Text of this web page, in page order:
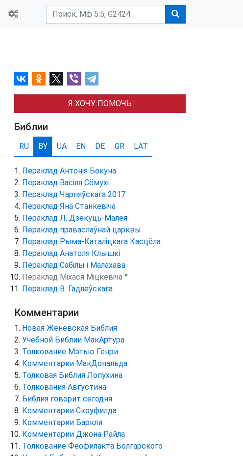
Я ХОЧУ ПОМОЧЬ
Библии
RU BY UA EN DE GR LAT
Пераклад Антонія Бокуна
Пераклад Васіля Сёмухі
Пераклад Чарняўскага 2017
Пераклад Яна Станкевіча
Пераклад Л. Дзекуць-Малея
Пераклад праваслаўнай царквы
Пераклад Рыма-Каталіцкага Касцёла
Пераклад Анатоля Клышкi
Пераклад Сабілы і Малахава
Пераклад Міхася Міцкевіча ●
Пераклад В. Гадлеўскага
Комментарии
Новая Женевская Библия
Учебной Библии МакАртура
Толкование Мэтью Генри
Комментарии МакДональда
Толковая Библия Лопухина
Толкования Августина
Библия говорит сегодня
Комментарии Скоуфилда
Комментарии Баркли
Комментарии Джона Райла
Толкование Феофилакта Болгарского